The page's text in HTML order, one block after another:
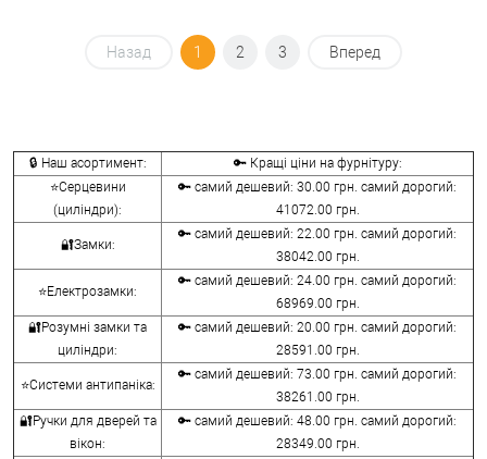
Назад 1 2 3 Вперед
🔒 Наш асортимент:
🔑 Кращі ціни на фурнітуру:
⭐Серцевини
(циліндри):
🔑 самий дешевий: 30.00 грн. самий дорогий:
41072.00 грн.
🔐Замки:
🔑 самий дешевий: 22.00 грн. самий дорогий:
38042.00 грн.
⭐Електрозамки:
🔑 самий дешевий: 24.00 грн. самий дорогий:
68969.00 грн.
🔐Розумні замки та
циліндри:
🔑 самий дешевий: 20.00 грн. самий дорогий:
28591.00 грн.
⭐Системи антипаніка:
🔑 самий дешевий: 73.00 грн. самий дорогий:
38261.00 грн.
🔐Ручки для дверей та
вікон:
🔑 самий дешевий: 48.00 грн. самий дорогий:
28349.00 грн.